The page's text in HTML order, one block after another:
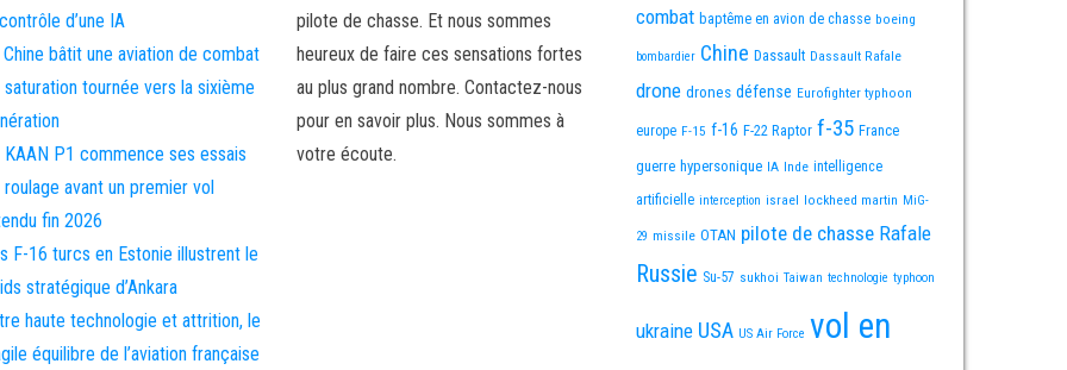
d’une IA
Chine bâtit une aviation de combat
saturation tournée vers la sixième
KAAN P1 commence ses essais
roulage avant un premier vol
fin 2026
F-16 turcs en Estonie illustrent le
stratégique d’Ankara
haute technologie et attrition, le
équilibre de l’aviation française
pilote de chasse. Et nous sommes
heureux de faire ces sensations fortes
au plus grand nombre. Contactez-nous
pour en savoir plus. Nous sommes à
votre écoute.
combat baptême en avion de chasse boeing
bombardier Chine Dassault Dassault Rafale
drone drones défense Eurofighter typhoon
europe F-15 f-16 F-22 Raptor f-35 France
guerre hypersonique IA Inde intelligence
artificielle interception israel lockheed martin MiG-
29 missile OTAN pilote de chasse Rafale
Russie Su-57 sukhoi Taiwan technologie typhoon
ukraine USA US Air Force vol en